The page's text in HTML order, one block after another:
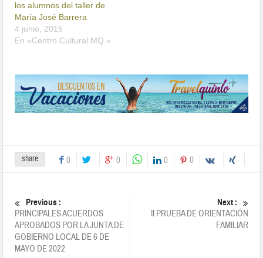
los alumnos del taller de
María José Barrera
4 junio, 2015
En «Centro Cultural MQ.»
share 0 0 0 0
Previous :
PRINCIPALES ACUERDOS
APROBADOS POR LA JUNTA DE
GOBIERNO LOCAL DE 6 DE
MAYO DE 2022
Next :
II PRUEBA DE ORIENTACIÓN
FAMILIAR